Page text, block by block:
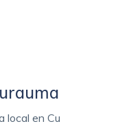
local en Cu